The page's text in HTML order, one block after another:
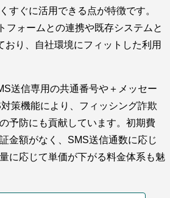
すぐに活用できる点が特徴です。
フォームとの連携や既存システムと
おり、自社環境にフィットした利用
送信専用の共通番号や＋メッセー
策機能により、フィッシング詐欺
予防にも貢献しています。初期費
金額がなく、SMS送信通数に応じ
に応じて単価が下がる料金体系も魅